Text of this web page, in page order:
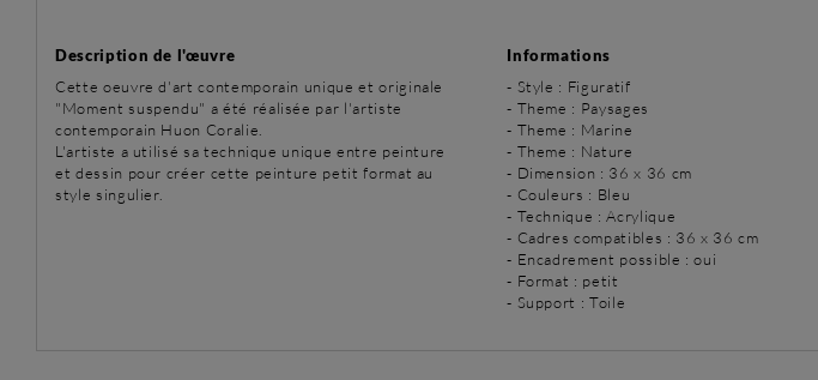
Description de l'œuvre
Cette oeuvre d'art contemporain unique et originale
"Moment suspendu" a été réalisée par l'artiste
contemporain Huon Coralie.
L'artiste a utilisé sa technique unique entre peinture
et dessin pour créer cette peinture petit format au
style singulier.
Informations
- Style : Figuratif
- Theme : Paysages
- Theme : Marine
- Theme : Nature
- Dimension : 36 x 36 cm
- Couleurs : Bleu
- Technique : Acrylique
- Cadres compatibles : 36 x 36 cm
- Encadrement possible : oui
- Format : petit
- Support : Toile